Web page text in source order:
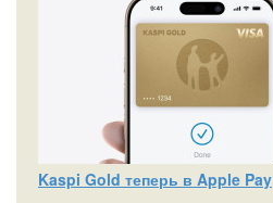
Kaspi Gold теперь в Apple Pay